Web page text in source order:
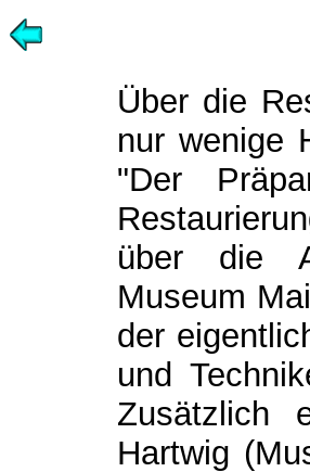
Über die
nur wenige
"Der
über die
Museum
der
und
Zusätzlich
Hartwig